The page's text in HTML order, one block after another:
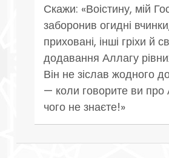
Скажи: «Воістину, мій
заборонив огидні
приховані, інші гріхи й
додавання Аллагу
Він не зіслав жодного
— коли говорите ви про
чого не знаєте!»